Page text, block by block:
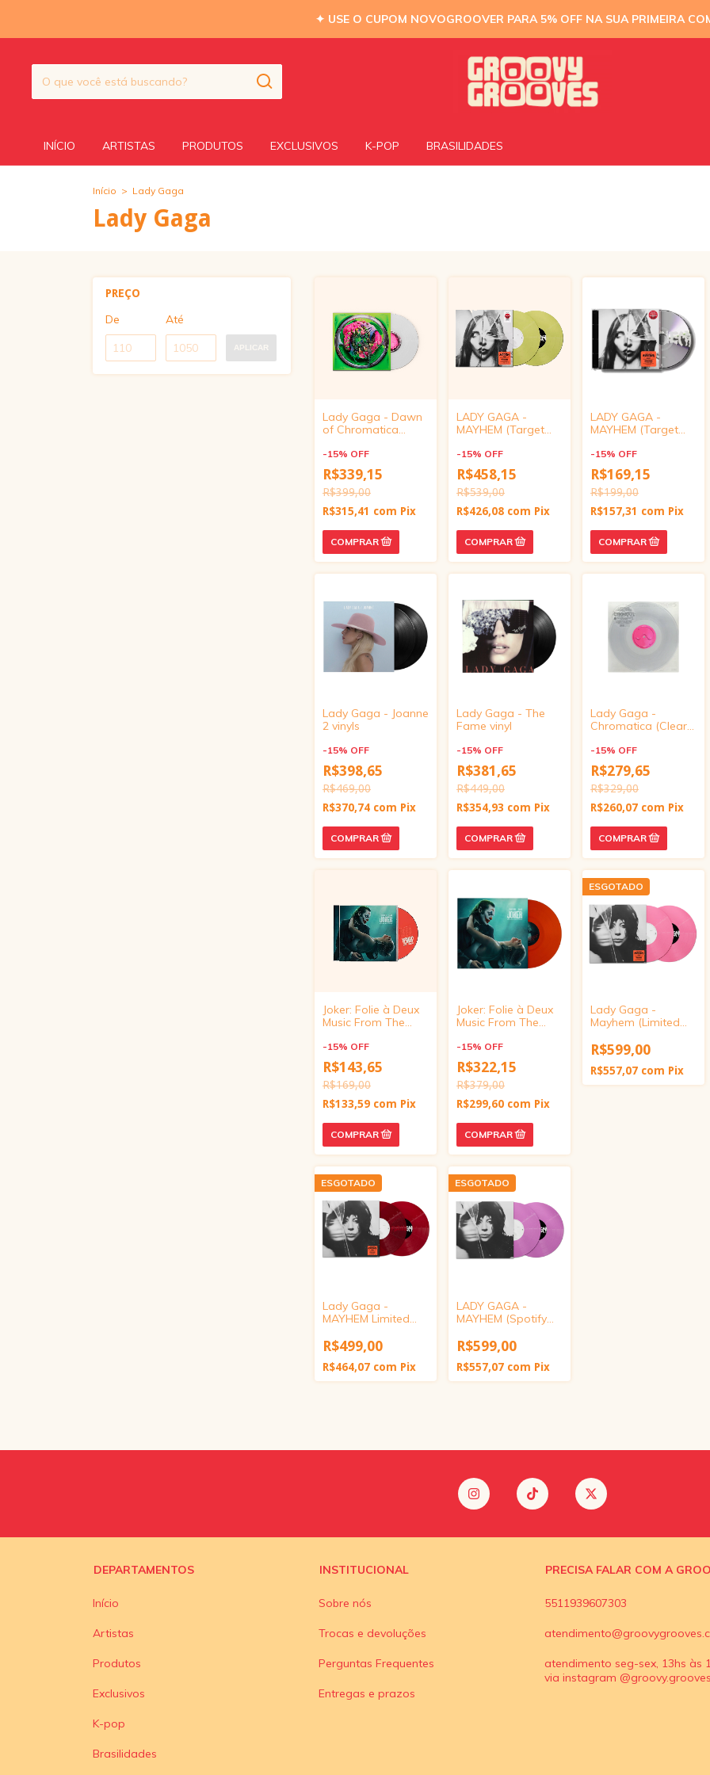
✦ USE O CUPOM NOVOGROOVER PARA 5% OFF NA SUA PRIMEIRA
INÍCIO ARTISTAS PRODUTOS EXCLUSIVOS K-POP BRASILIDADES
Início > Lady Gaga
Lady Gaga
PREÇO
De Até
APLICAR
Lady Gaga - Dawn
of Chromatica
-15% OFF
R$339,15
R$399,00
R$315,41 com Pix
LADY GAGA -
MAYHEM (Target
-15% OFF
R$458,15
R$539,00
R$426,08 com Pix
LADY GAGA -
MAYHEM (Target
-15% OFF
R$169,15
R$199,00
R$157,31 com Pix
Lady Gaga - Joanne
2 vinyls
-15% OFF
R$398,65
R$469,00
R$370,74 com Pix
Lady Gaga - The
Fame vinyl
-15% OFF
R$381,65
R$449,00
R$354,93 com Pix
Lady Gaga -
Chromatica (Clear
-15% OFF
R$279,65
R$329,00
R$260,07 com Pix
Joker: Folie à Deux
Music From The
-15% OFF
R$143,65
R$169,00
R$133,59 com Pix
Joker: Folie à Deux
Music From The
Translucent Red
Vinyl)
-15% OFF
R$322,15
R$379,00
R$299,60 com Pix
ESGOTADO
Lady Gaga -
Mayhem (Limited
Vinyl)
R$599,00
R$557,07 com Pix
ESGOTADO
Lady Gaga -
MAYHEM Limited
Ruby Vinyl
R$499,00
R$464,07 com Pix
ESGOTADO
LADY GAGA -
MAYHEM (Spotify
vinyl)
R$599,00
R$557,07 com Pix
DEPARTAMENTOS
Início
Artistas
Produtos
Exclusivos
K-pop
Brasilidades
INSTITUCIONAL
Sobre nós
Trocas e devoluções
Perguntas Frequentes
Entregas e prazos
PRECISA FALAR COM A
5511939607303
atendimento seg-sex, 13hs às
via instagram